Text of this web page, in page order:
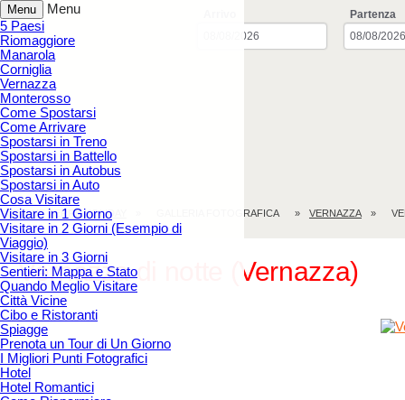
Menu
Menu
5 Paesi
Riomaggiore
Manarola
Corniglia
Vernazza
Monterosso
Come Spostarsi
Come Arrivare
Spostarsi in Treno
Spostarsi in Battello
Spostarsi in Autobus
Spostarsi in Auto
Cosa Visitare
Visitare in 1 Giorno
Visitare in 2 Giorni (Esempio di
Viaggio)
Visitare in 3 Giorni
Sentieri: Mappa e Stato
Quando Meglio Visitare
Città Vicine
Cibo e Ristoranti
Spiagge
Prenota un Tour di Un Giorno
I Migliori Punti Fotografici
Hotel
Hotel Romantici
Partenza
CINQUE TERRE.HOLIDAY GALLERIA FOTOGRAFICA VERNAZZA
Vernazza di notte (Vernazza)